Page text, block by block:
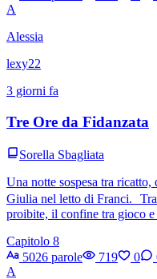
A
Alessia
lexy22
3 giorni fa
Tre Ore da Fidanzata
Sorella Sbagliata
Una notte sospesa tra
Giulia nel letto di Franci.
proibite, il confine tra gioco e
Capitolo 8
5026 parole
719 0
A